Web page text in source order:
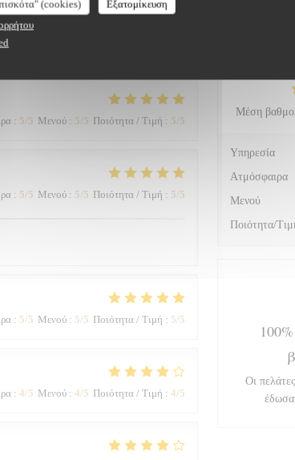
(cookies)
Εξατομίκευση
: 5/5 Μενού : 5/5 Ποιότητα / Τιμή : 5/5
: 5/5 Μενού : 5/5 Ποιότητα / Τιμή : 5/5
: 5/5 Μενού : 5/5 Ποιότητα / Τιμή : 5/5
: 4/5 Μενού : 4/5 Ποιότητα / Τιμή : 4/5
Μέση
Υπηρεσία
Ατμόσφαιρα
Μενού
Ποιότητα/
Οι